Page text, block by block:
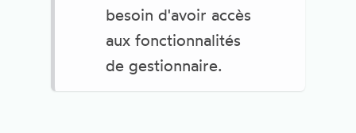
besoin d'avoir accès
aux fonctionnalités
de gestionnaire.